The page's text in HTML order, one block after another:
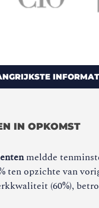
IN OPKOMST
meldde
ten opzichte van
(60%),